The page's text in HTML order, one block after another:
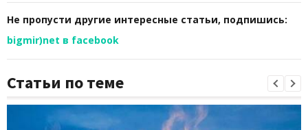
Не пропусти другие интересные статьи, подпишись:
bigmir)net в facebook
Статьи по теме